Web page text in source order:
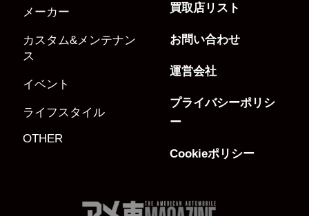
メーカー
カスタム&メンテナン
ス
イベント
ライフスタイル
OTHER
買取店リスト
お問い合わせ
運営会社
プライバシーポリシ
ー
Cookieポリシー